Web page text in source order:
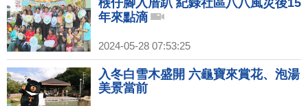
檨仔腳入厝趴 紀錄社區八八風災後15
年來點滴
2024-05-28 07:53:25
入冬白雪木盛開 六龜寶來賞花、泡湯
美景當前